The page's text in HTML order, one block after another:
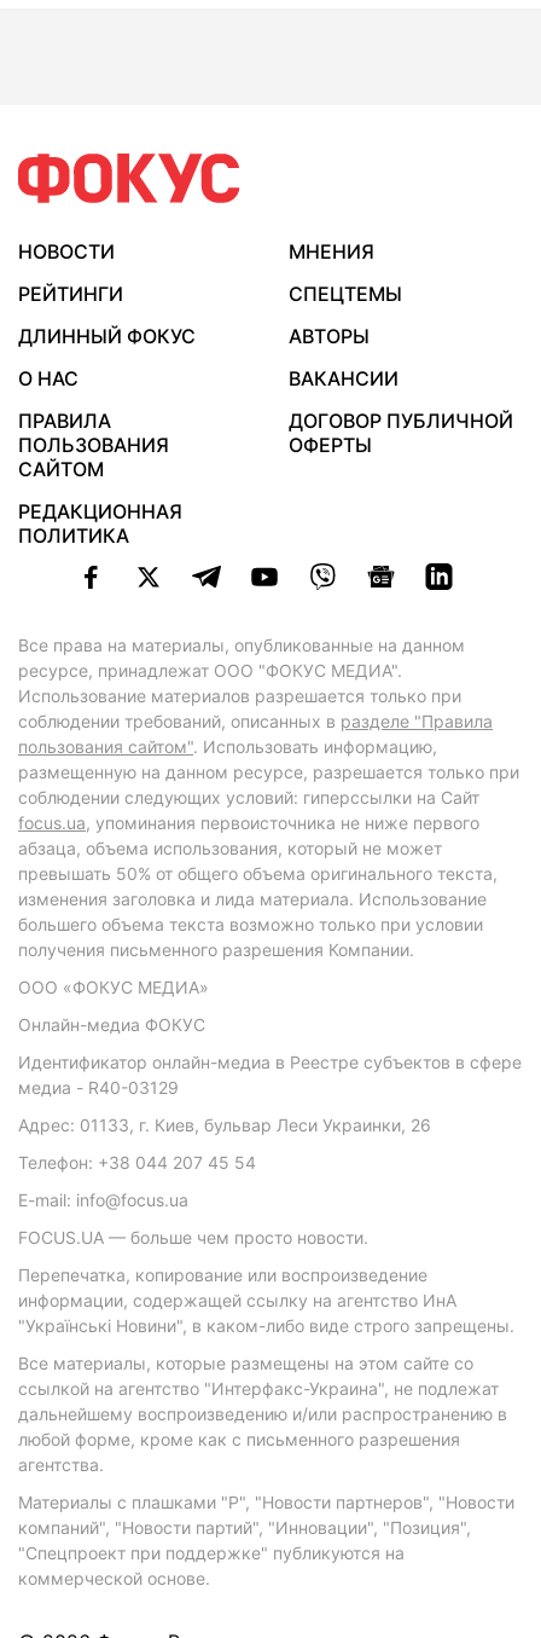
НОВОСТИ
МНЕНИЯ
РЕЙТИНГИ
СПЕЦТЕМЫ
ДЛИННЫЙ ФОКУС
АВТОРЫ
О НАС
ВАКАНСИИ
ПРАВИЛА
ПОЛЬЗОВАНИЯ
САЙТОМ
ДОГОВОР ПУБЛИЧНОЙ
ОФЕРТЫ
РЕДАКЦИОННАЯ
ПОЛИТИКА
Все права на материалы, опубликованные на данном
ресурсе, принадлежат ООО "ФОКУС МЕДИА".
Использование материалов разрешается только при
соблюдении требований, описанных в разделе "Правила
пользования сайтом". Использовать информацию,
размещенную на данном ресурсе, разрешается только при
соблюдении следующих условий: гиперссылки на Сайт
focus.ua, упоминания первоисточника не ниже первого
абзаца, объема использования, который не может
превышать 50% от общего объема оригинального текста,
изменения заголовка и лида материала. Использование
большего объема текста возможно только при условии
получения письменного разрешения Компании.
ООО «ФОКУС МЕДИА»
Онлайн-медиа ФОКУС
Идентификатор онлайн-медиа в Реестре субъектов в сфере
медиа - R40-03129
Адрес: 01133, г. Киев, бульвар Леси Украинки, 26
Телефон: +38 044 207 45 54
E-mail: info@focus.ua
FOCUS.UA — больше чем просто новости.
Перепечатка, копирование или воспроизведение
информации, содержащей ссылку на агентство ИнА
"Українські Новини", в каком-либо виде строго запрещены.
Все материалы, которые размещены на этом сайте со
ссылкой на агентство "Интерфакс-Украина", не подлежат
дальнейшему воспроизведению и/или распространению в
любой форме, кроме как с письменного разрешения
агентства.
Материалы с плашками "Р", "Новости партнеров", "Новости
компаний", "Новости партий", "Инновации", "Позиция",
"Спецпроект при поддержке" публикуются на
коммерческой основе.